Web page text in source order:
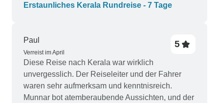
Tanzvorführung, bei der ich die traditionelle
Western Ghats. Die landschaftlich reizvolle Fahrt
nach Munnar war atemberaubend und führte
durch üppig grüne Plantagen und an
Wasserfällen vorbei. Das kühle Klima und die
ruhige Umgebung von Munnar machten es zum
perfekten Ort, um sich zu entspannen und zu
Erstaunliches Kerala Rundreise - 7 Tage
Paul
Verreist im April
5
Diese Reise nach Kerala war wirklich
unvergesslich. Der Reiseleiter und der Fahrer
waren sehr aufmerksam und kenntnisreich.
Munnar bot atemberaubende Aussichten, und der